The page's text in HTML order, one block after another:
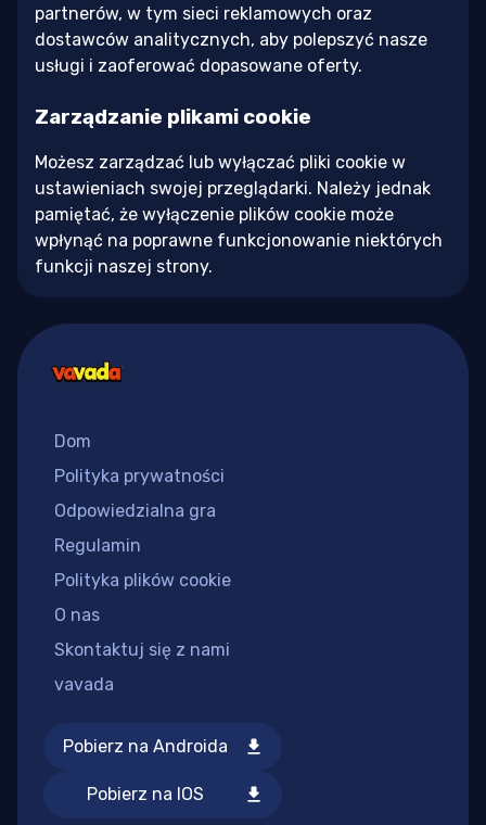
partnerów, w tym sieci reklamowych oraz
dostawców analitycznych, aby polepszyć nasze
usługi i zaoferować dopasowane oferty.
Zarządzanie plikami cookie
Możesz zarządzać lub wyłączać pliki cookie w
ustawieniach swojej przeglądarki. Należy jednak
pamiętać, że wyłączenie plików cookie może
wpłynąć na poprawne funkcjonowanie niektórych
funkcji naszej strony.
Dom
Polityka prywatności
Odpowiedzialna gra
Regulamin
Polityka plików cookie
O nas
Skontaktuj się z nami
vavada
Pobierz na Androida
Pobierz na IOS